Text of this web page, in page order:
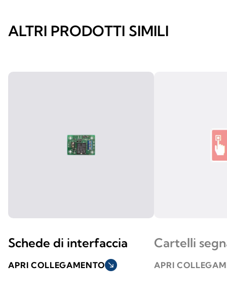
ALTRI PRODOTTI SIMILI
Schede di interfaccia
APRI COLLEGAMENTO south_east
Cartelli
APRI